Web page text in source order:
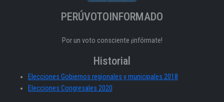
PERÚVOTOINFORMADO
Por un voto consciente ¡infórmate!
Historial
Elecciones Gobiernos regionales y municipales 2018
Elecciones Congresales 2020